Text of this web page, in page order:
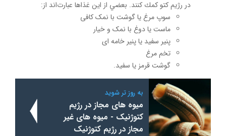
در رژيم كتو كمك كنند. بعضي از این غذاها عبارت‌اند از:
سوپ مرغ یا گوشت با نمک کافی
ماست یا دوغ با نمک و خیار
پنیر سفید یا پنیر خامه ای
تخم مرغ
گوشت قرمز یا سفید.
به روز تر شوید
میوه های مجاز در رژیم
کتوژنیک - میوه های غیر
مجاز در رژیم کتوژنیک